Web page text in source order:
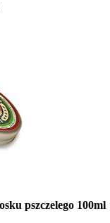
pszczelego 100ml